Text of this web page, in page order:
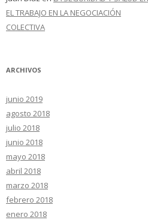
EL TRABAJO EN LA NEGOCIACIÓN
COLECTIVA
ARCHIVOS
junio 2019
agosto 2018
julio 2018
junio 2018
mayo 2018
abril 2018
marzo 2018
febrero 2018
enero 2018